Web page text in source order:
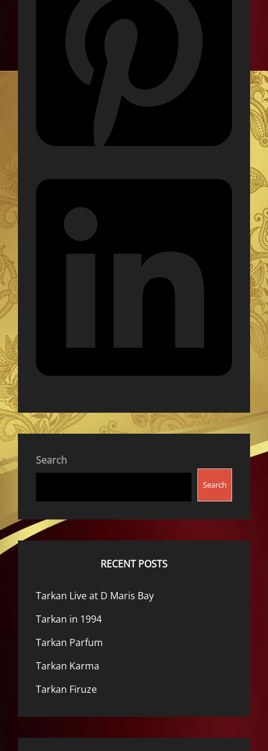
Search
Search
RECENT POSTS
Tarkan Live at D Maris Bay
Tarkan in 1994
Tarkan Parfum
Tarkan Karma
Tarkan Firuze